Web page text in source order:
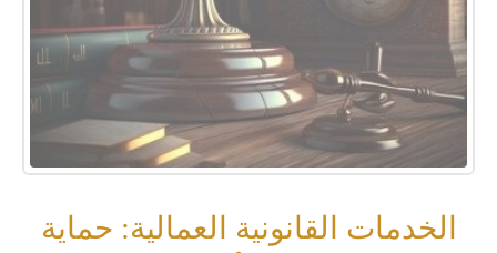
الخدمات القانونية العمالية: حماية